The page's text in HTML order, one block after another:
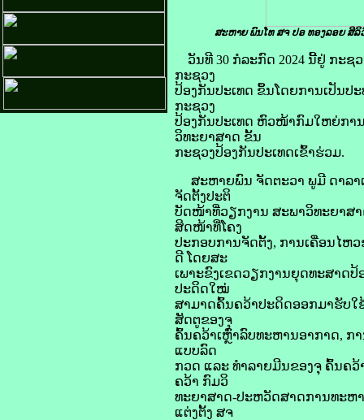
ສະຫາຍ ພົນໂທ ສຈ ປອ ທອງລອຍ ສີລິ
ວັນທີ 30 ກໍລະກົດ 2024 ນີ້ຢູ່ ກະ
ກະຊວງ
ປ້ອງກັນປະເທດ ຂຶ້ນໂດຍການເປັນປ
ກະຊວງ
ປ້ອງກັນປະເທດ ຫົວໜ້າກົມໃຫຍ່ກາ
ວິທະຍາສາດ ຂັ້ນ
ກະຊວງປ້ອງກັນປະເທດເຂົ້າຮ່ວມ.
ສະຫາຍພົນ ຈັດຕະວາ ພູມີ ດາລາ
ຈັດຕັ້ງປະຕິ
ບັດໜ້າທີ່ວຽກງານ ສະພາວິທະຍາສາ
ສິດໜ້າທີ່ໂຄງ
ປະກອບການຈັດຕັ້ງ, ການເຄື່ອນໄຫ
ດີ ໂດຍສະ
ເພາະຂົງເຂດວຽກງານຍຸດທະສາດ
ປະດິດໃໝ່
ສາມາດຄົ້ນຄວ້າປະດິດອອກມາຮັບໃ
ສັດຕູຂອງຈຸ
ຄົ້ນຄວ້າເຫຼົ່າລົບທະຫານອາກາດ,
ແບບລົດ
ກວດ ແລະ ທຳລາຍມີນຂອງຈຸ ຄົ້ນຄ
ຄວ້າ ກົມວິ
ທະຍາສາດ-ປະຫວັດສາດການທະຫ
ແຕ່ງຕັ້ງ ສຈ